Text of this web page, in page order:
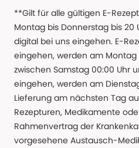
**Gilt für alle gültigen E-
Montag bis Donnerstag bis 20
digital bei uns eingehen. E-
eingehen, werden am Montag
zwischen Samstag 00:00 Uhr
eingehen, werden am
Lieferung am nächsten Tag
Rezepturen, Medikamente
Rahmenvertrag der
vorgesehene Austausch-